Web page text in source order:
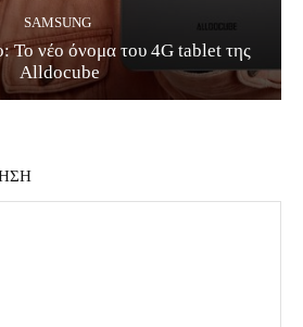
SAMSUNG
Το νέο όνομα του 4G tablet της
Alldocube